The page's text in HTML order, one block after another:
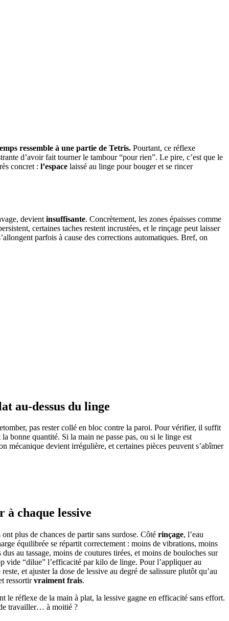
ressemble à une partie de Tetris. Pourtant, ce réflexe
d’avoir fait tourner le tambour “pour rien”. Le pire, c’est que le
concret : l’espace laissé au linge pour bouger et se rincer
devient insuffisante. Concrètement, les zones épaisses comme
certaines taches restent incrustées, et le rinçage peut laisser
parfois à cause des corrections automatiques. Bref, on
au-dessus du linge
pas rester collé en bloc contre la paroi. Pour vérifier, il suffit
bonne quantité. Si la main ne passe pas, ou si le linge est
mécanique devient irrégulière, et certaines pièces peuvent s’abîmer
à chaque lessive
plus de chances de partir sans surdose. Côté rinçage, l’eau
équilibrée se répartit correctement : moins de vibrations, moins
au tassage, moins de coutures tirées, et moins de bouloches sur
vide “dilue” l’efficacité par kilo de linge. Pour l’appliquer au
et ajuster la dose de lessive au degré de salissure plutôt qu’au
ressortirvraiment frais.
le réflexe de la main à plat, la lessive gagne en efficacité sans effort.
de travailler… à moitié ?